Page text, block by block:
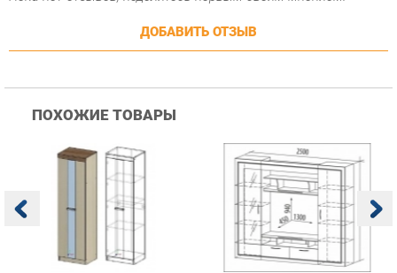
Купить
Гостиная Стиль
25 223 ₽ Купить
Гостиная Витра
Симфония 7.10
55 482 ₽